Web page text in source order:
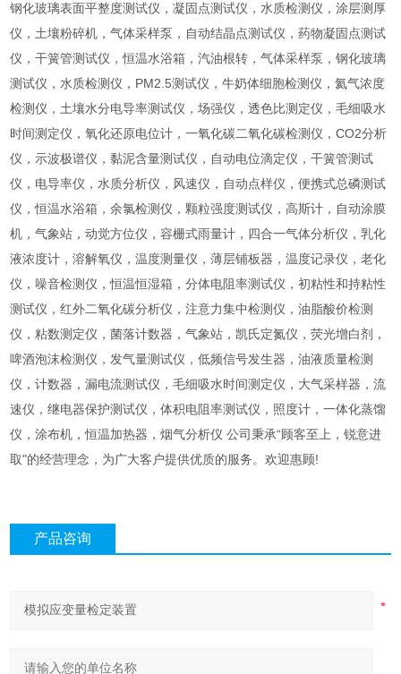
钢化玻璃表面平整度测试仪，凝固点测试仪，水质检测仪，涂层测厚
仪，土壤粉碎机，气体采样泵，自动结晶点测试仪，药物凝固点测试
仪，干簧管测试仪，恒温水浴箱，汽油根转，气体采样泵，钢化玻璃
测试仪，水质检测仪，PM2.5测试仪，牛奶体细胞检测仪，氦气浓度
检测仪，土壤水分电导率测试仪，场强仪，透色比测定仪，毛细吸水
时间测定仪，氧化还原电位计，一氧化碳二氧化碳检测仪，CO2分析
仪，示波极谱仪，黏泥含量测试仪，自动电位滴定仪，干簧管测试
仪，电导率仪，水质分析仪，风速仪，自动点样仪，便携式总磷测试
仪，恒温水浴箱，余氯检测仪，颗粒强度测试仪，高斯计，自动涂膜
机，气象站，动觉方位仪，容栅式雨量计，四合一气体分析仪，乳化
液浓度计，溶解氧仪，温度测量仪，薄层铺板器，温度记录仪，老化
仪，噪音检测仪，恒温恒湿箱，分体电阻率测试仪，初粘性和持粘性
测试仪，红外二氧化碳分析仪，注意力集中检测仪，油脂酸价检测
仪，粘数测定仪，菌落计数器，气象站，凯氏定氮仪，荧光增白剂，
啤酒泡沫检测仪，发气量测试仪，低频信号发生器，油液质量检测
仪，计数器，漏电流测试仪，毛细吸水时间测定仪，大气采样器，流
速仪，继电器保护测试仪，体积电阻率测试仪，照度计，一体化蒸馏
仪，涂布机，恒温加热器，烟气分析仪 公司秉承“顾客至上，锐意进
取"的经营理念，为广大客户提供优质的服务。欢迎惠顾!
产品咨询